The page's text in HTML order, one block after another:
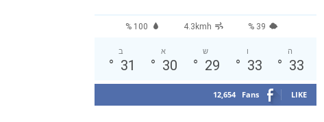
100 % 4.3kmh 39 %
ה
33
°
ו
33
°
ש
29
°
א
30
°
ב
31
°
12,654 Fans LIKE